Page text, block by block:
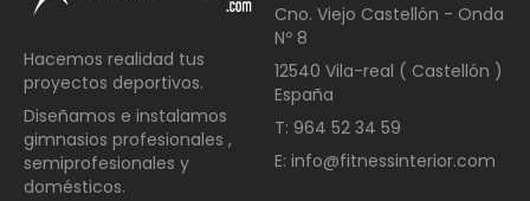
Hacemos realidad tus
proyectos deportivos.
Diseñamos e instalamos
gimnasios profesionales ,
semiprofesionales y
domésticos.
Cno. Viejo Castellón - Onda
Nº 8
12540 Vila-real ( Castellón )
España
T: 964 52 34 59
E: info@fitnessinterior.com